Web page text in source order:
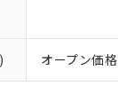
オープン価格